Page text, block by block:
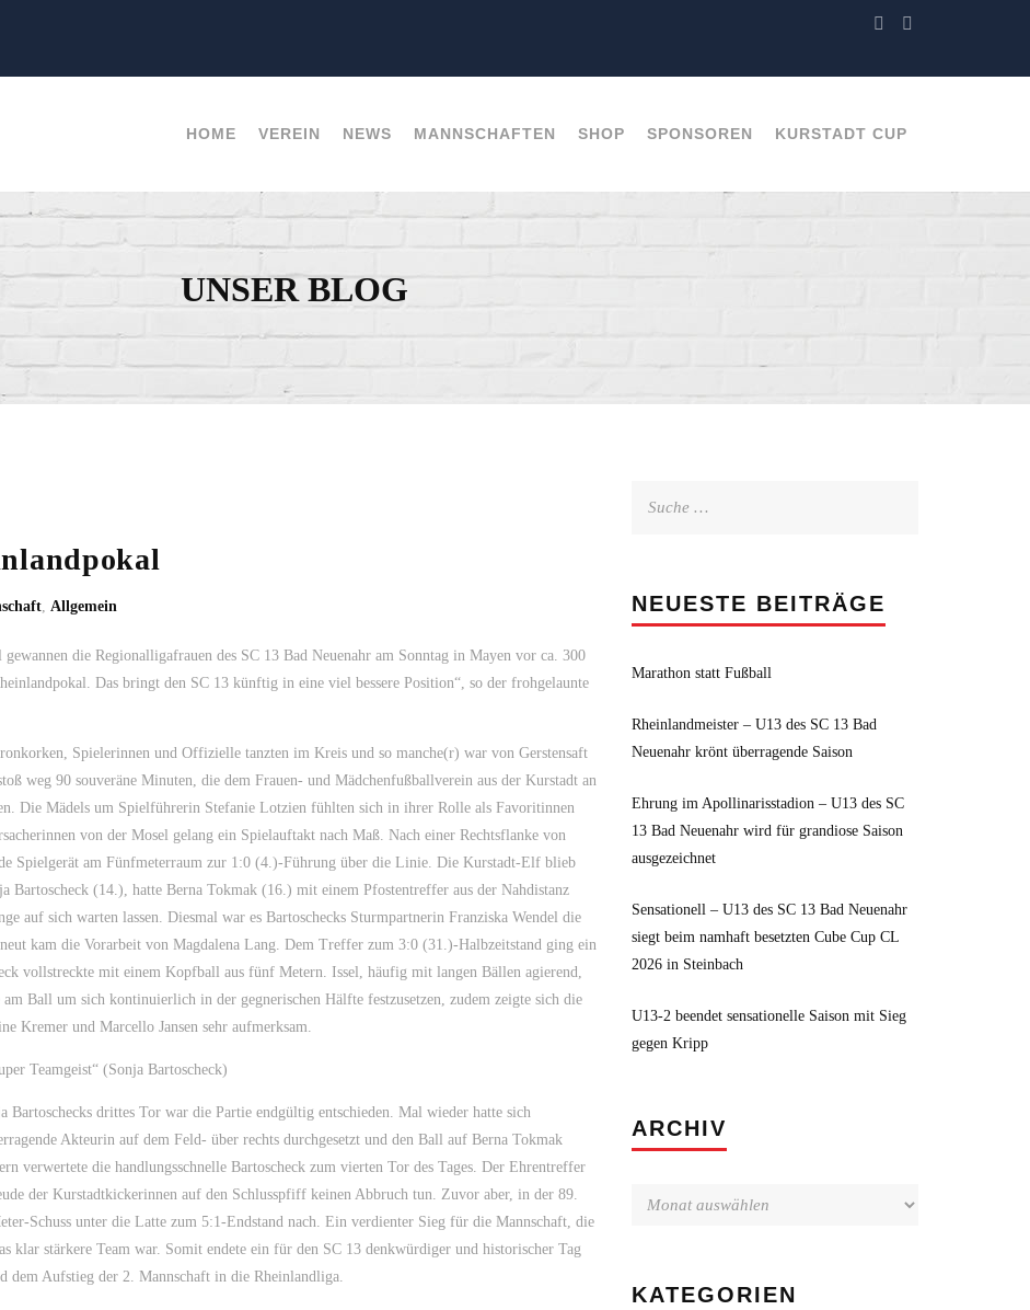
HOME VEREIN NEWS MANNSCHAFTEN SHOP SPONSOREN KURSTADT CUP
UNSER BLOG
, Allgemein
die Regionalligafrauen des SC 13 Bad Neuenahr am Sonntag in Mayen vor ca. 300
Das bringt den SC 13 künftig in eine viel bessere Position“, so der frohgelaunte
Spielerinnen und Offizielle tanzten im Kreis und so manche(r) war von Gerstensaft
weg 90 souveräne Minuten, die dem Frauen- und Mädchenfußballverein aus der Kurstadt an
Die Mädels um Spielführerin Stefanie Lotzien fühlten sich in ihrer Rolle als Favoritinnen
von der Mosel gelang ein Spielauftakt nach Maß. Nach einer Rechtsflanke von
Spielgerät am Fünfmeterraum zur 1:0 (4.)-Führung über die Linie. Die Kurstadt-Elf blieb
Bartoscheck (14.), hatte Berna Tokmak (16.) mit einem Pfostentreffer aus der Nahdistanz
auf sich warten lassen. Diesmal war es Bartoschecks Sturmpartnerin Franziska Wendel die
kam die Vorarbeit von Magdalena Lang. Dem Treffer zum 3:0 (31.)-Halbzeitstand ging ein
vollstreckte mit einem Kopfball aus fünf Metern. Issel, häufig mit langen Bällen agierend,
Ball um sich kontinuierlich in der gegnerischen Hälfte festzusetzen, zudem zeigte sich die
Kremer und Marcello Jansen sehr aufmerksam.
Teamgeist“ (Sonja Bartoscheck)
drittes Tor war die Partie endgültig entschieden. Mal wieder hatte sich
Akteurin auf dem Feld- über rechts durchgesetzt und den Ball auf Berna Tokmak
verwertete die handlungsschnelle Bartoscheck zum vierten Tor des Tages. Der Ehrentreffer
der Kurstadtkickerinnen auf den Schlusspfiff keinen Abbruch tun. Zuvor aber, in der 89.
Schuss unter die Latte zum 5:1-Endstand nach. Ein verdienter Sieg für die Mannschaft, die
klar stärkere Team war. Somit endete ein für den SC 13 denkwürdiger und historischer Tag
dem Aufstieg der 2. Mannschaft in die Rheinlandliga.
NEUESTE BEITRÄGE
Marathon statt Fußball
Rheinlandmeister – U13 des SC 13 Bad
Neuenahr krönt überragende Saison
Ehrung im Apollinarisstadion – U13 des SC
13 Bad Neuenahr wird für grandiose Saison
ausgezeichnet
Sensationell – U13 des SC 13 Bad Neuenahr
siegt beim namhaft besetzten Cube Cup CL
2026 in Steinbach
U13-2 beendet sensationelle Saison mit Sieg
gegen Kripp
ARCHIV
KATEGORIEN